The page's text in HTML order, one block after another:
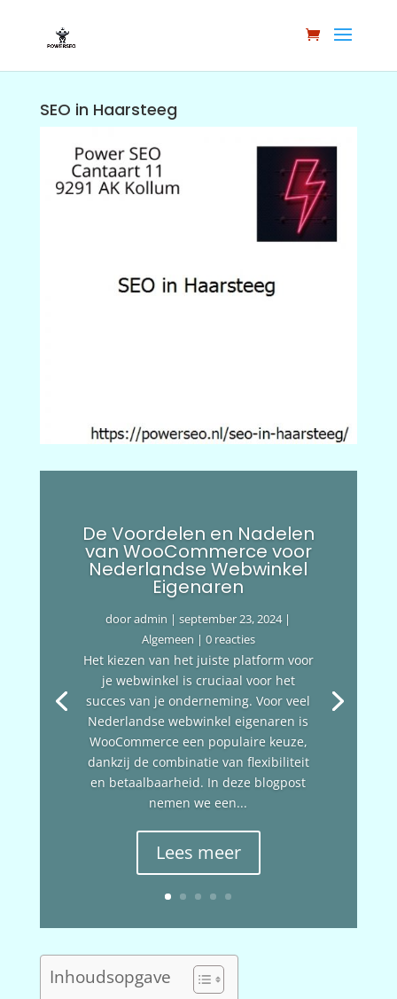
SEO in Haarsteeg
De Voordelen en Nadelen
van WooCommerce voor
Nederlandse Webwinkel
Eigenaren
dooradmin |september 23, 2024|
Algemeen | 0 reacties
Het kiezen van het juiste platform voor
je webwinkel is cruciaal voor het
succes van je onderneming. Voor veel
Nederlandse webwinkel eigenaren is
WooCommerce een populaire keuze,
dankzij de combinatie van flexibiliteit
en betaalbaarheid. In deze blogpost
nemen we een...
Lees meer
Inhoudsopgave